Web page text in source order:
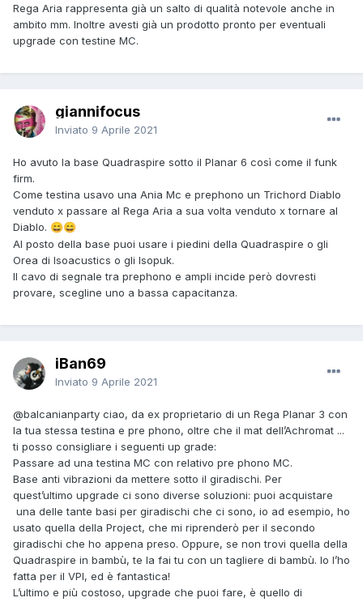
Rega Aria rappresenta già un salto di qualità notevole anche in
ambito mm. Inoltre avesti già un prodotto pronto per eventuali
upgrade con testine MC.
giannifocus
Inviato 9 Aprile 2021
Ho avuto la base Quadraspire sotto il Planar 6 così come il funk
firm.
Come testina usavo una Ania Mc e prephono un Trichord Diablo
venduto x passare al Rega Aria a sua volta venduto x tornare al
Diablo. 😄😄
Al posto della base puoi usare i piedini della Quadraspire o gli
Orea di Isoacustics o gli Isopuk.
Il cavo di segnale tra prephono e ampli incide però dovresti
provare, scegline uno a bassa capacitanza.
iBan69
Inviato 9 Aprile 2021
@balcanianparty ciao, da ex proprietario di un Rega Planar 3 con
la tua stessa testina e pre phono, oltre che il mat dell’Achromat ...
ti posso consigliare i seguenti up grade:
Passare ad una testina MC con relativo pre phono MC.
Base anti vibrazioni da mettere sotto il giradischi. Per
quest’ultimo upgrade ci sono diverse soluzioni: puoi acquistare
una delle tante basi per giradischi che ci sono, io ad esempio, ho
usato quella della Project, che mi riprenderò per il secondo
giradischi che ho appena preso. Oppure, se non trovi quella della
Quadraspire in bambù, te la fai tu con un tagliere di bambù. Io l’ho
fatta per il VPI, ed è fantastica!
L’ultimo e più costoso, upgrade che puoi fare, è quello di